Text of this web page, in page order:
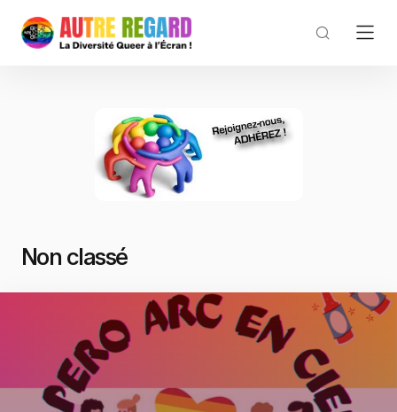
Non classé